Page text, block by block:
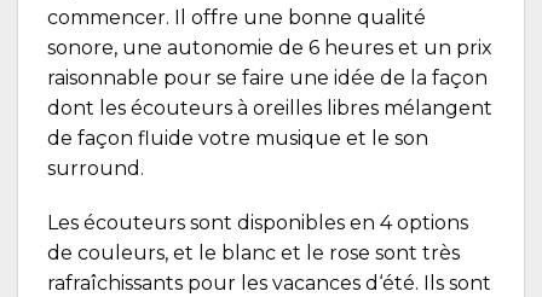
commencer. Il offre une bonne qualité
sonore, une autonomie de 6 heures et un prix
raisonnable pour se faire une idée de la façon
dont les écouteurs à oreilles libres mélangent
de façon fluide votre musique et le son
surround.
Les écouteurs sont disponibles en 4 options
de couleurs, et le blanc et le rose sont très
rafraîchissants pour les vacances d‘été. Ils sont